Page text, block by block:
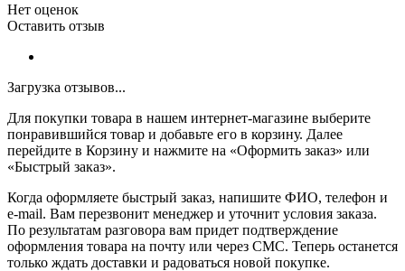
Нет оценок
Оставить отзыв
Загрузка отзывов...
Для покупки товара в нашем интернет-магазине выберите
понравившийся товар и добавьте его в корзину. Далее
перейдите в Корзину и нажмите на «Оформить заказ» или
«Быстрый заказ».
Когда оформляете быстрый заказ, напишите ФИО, телефон и
e-mail. Вам перезвонит менеджер и уточнит условия заказа.
По результатам разговора вам придет подтверждение
оформления товара на почту или через СМС. Теперь останется
только ждать доставки и радоваться новой покупке.